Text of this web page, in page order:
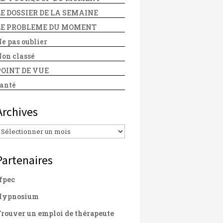
DOSSIER DE LA SEMAINE
PROBLEME DU MOMENT
pas oublier
classé
DE VUE
un emploi de thérapeute